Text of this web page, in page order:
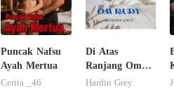
Puncak Nafsu
Ayah Mertua
Cerita _46
Di Atas
Ranjang Om
Rudy
Hardin Grey